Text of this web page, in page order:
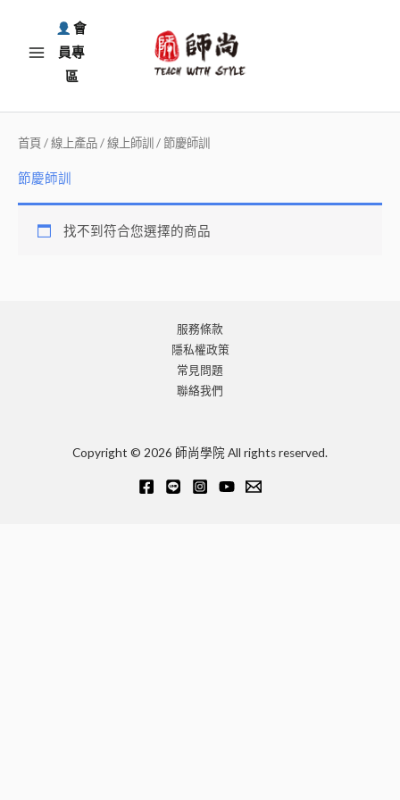
會
員專
區
首頁/線上產品/線上師訓 / 節慶師訓
節慶師訓
找不到符合您選擇的商品
服務條款
隱私權政策
常見問題
聯絡我們
Copyright © 2026 師尚學院 All rights reserved.